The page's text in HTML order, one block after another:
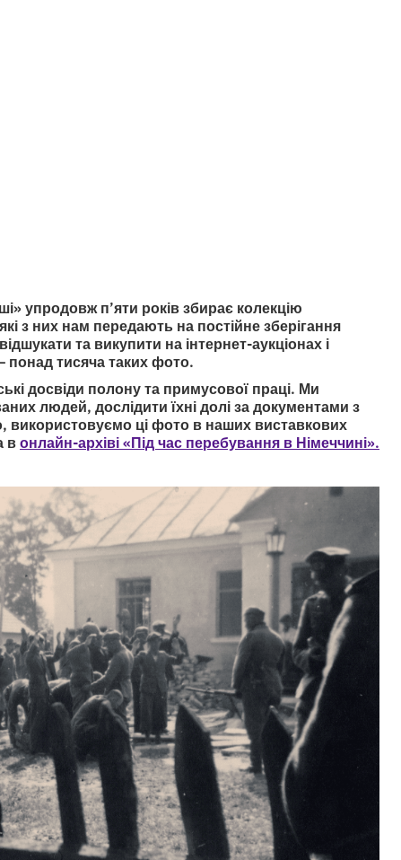
упродовж п’яти років збирає колекцію
з них нам передають на постійне зберігання
та викупити на інтернет-аукціонах і
понад тисяча таких фото.
досвіди полону та примусової праці. Ми
людей, дослідити їхні долі за документами з
використовуємо ці фото в наших виставкових
вонлайн-архіві «Під час перебування в Німеччині».